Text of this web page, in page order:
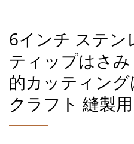
6インチ ステン
ティップはさみ
的カッティン
クラフト 縫製用